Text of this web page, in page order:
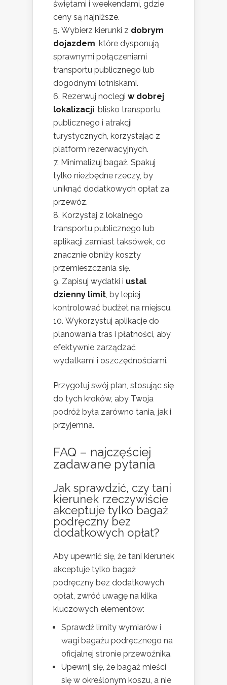
świętami i weekendami, gdzie
ceny są najniższe.
Wybierz kierunki z dobrym
dojazdem , które dysponują
sprawnymi połączeniami
transportu publicznego lub
dogodnymi lotniskami.
Rezerwuj noclegi w dobrej
lokalizacji , blisko transportu
publicznego i atrakcji
turystycznych, korzystając z
platform rezerwacyjnych.
Minimalizuj bagaż. Spakuj
tylko niezbędne rzeczy, by
uniknąć dodatkowych opłat za
przewóz.
Korzystaj z lokalnego
transportu publicznego lub
aplikacji zamiast taksówek, co
znacznie obniży koszty
przemieszczania się.
Zapisuj wydatki i ustal
dzienny limit , by lepiej
kontrolować budżet na miejscu.
Wykorzystuj aplikacje do
planowania tras i płatności, aby
efektywnie zarządzać
wydatkami i oszczędnościami.
Przygotuj swój plan, stosując się
do tych kroków, aby Twoja
podróż była zarówno tania, jak i
przyjemna.
FAQ – najczęściej
zadawane pytania
Jak sprawdzić, czy tani
kierunek rzeczywiście
akceptuje tylko bagaż
podręczny bez
dodatkowych opłat?
Aby upewnić się, że tani kierunek
akceptuje tylko bagaż
podręczny bez dodatkowych
opłat, zwróć uwagę na kilka
kluczowych elementów:
Sprawdź limity wymiarów i
wagi bagażu podręcznego na
oficjalnej stronie przewoźnika.
Upewnij się, że bagaż mieści
się w określonym koszu, a nie